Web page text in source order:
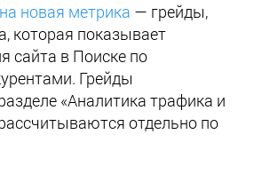
новая метрика — грейды,
которая показывает
сайта в Поиске по
Грейды
«Аналитика трафика и
отдельно по